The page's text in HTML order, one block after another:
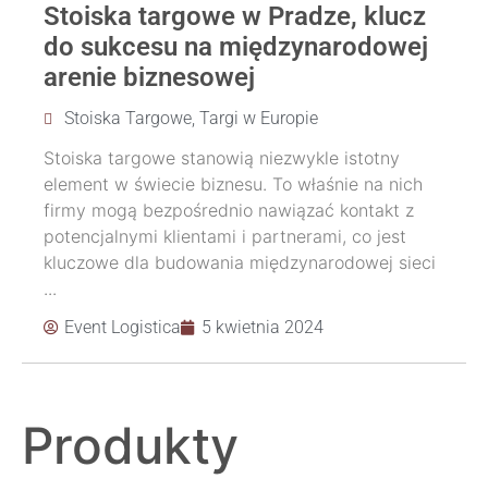
Stoiska targowe w Pradze, klucz
do sukcesu na międzynarodowej
arenie biznesowej
Stoiska Targowe, Targi w Europie
Stoiska targowe stanowią niezwykle istotny
element w świecie biznesu. To właśnie na nich
firmy mogą bezpośrednio nawiązać kontakt z
potencjalnymi klientami i partnerami, co jest
kluczowe dla budowania międzynarodowej sieci
...
Event Logistica 5 kwietnia 2024
Produkty